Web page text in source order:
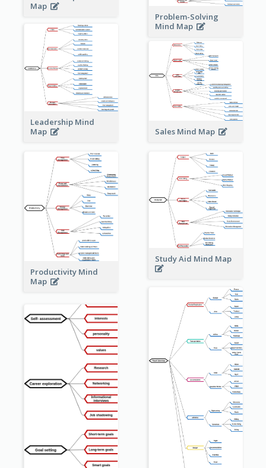
Map
Problem-Solving
Mind Map
Leadership Mind
Map
Sales Mind Map
Productivity Mind
Map
Study Aid Mind Map